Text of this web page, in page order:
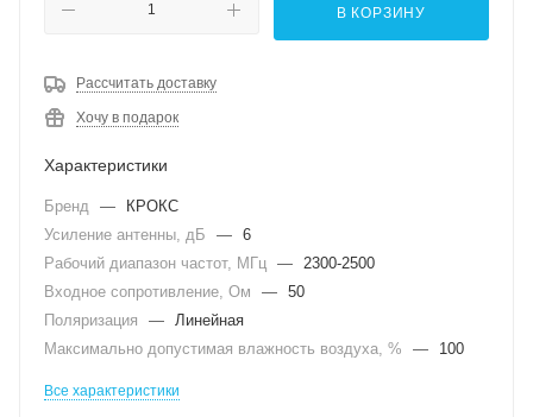
В КОРЗИНУ
Рассчитать доставку
Хочу в подарок
Характеристики
Бренд —
КРОКС
Усиление антенны, дБ
— 6
Рабочий диапазон частот, МГц — 2300-2500
Входное сопротивление, Ом
— 50
Поляризация
— Линейная
Максимально допустимая влажность воздуха, %
— 100
Все характеристики